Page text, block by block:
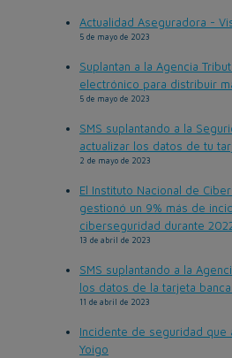
Actualidad Aseguradora -
5 de mayo de 2023
Suplantan a la Agencia
electrónico para distribuir
5 de mayo de 2023
SMS suplantando a la
actualizar los datos de tu
2 de mayo de 2023
El Instituto Nacional de
gestionó un 9% más de
ciberseguridad durante
13 de abril de 2023
SMS suplantando a la
los datos de la tarjeta
11 de abril de 2023
Incidente de seguridad
Yoigo